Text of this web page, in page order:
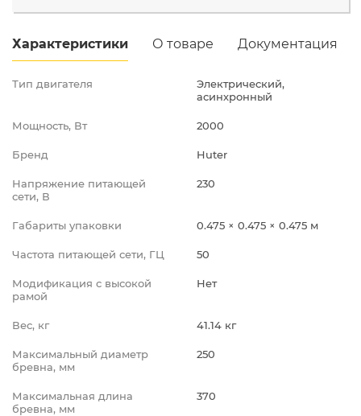
Характеристики О товаре Документация
Тип двигателя
Электрический,
асинхронный
Мощность, Вт 2000
Бренд Huter
Напряжение питающей
сети, В
230
Габариты упаковки 0.475 × 0.475 × 0.475 м
Частота питающей сети, ГЦ 50
Модификация с высокой
рамой
Нет
Вес, кг 41.14 кг
Максимальный диаметр
бревна, мм
250
Максимальная длина
бревна, мм
370